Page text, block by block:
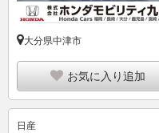
大分県中津市
お気に入り追加
日産